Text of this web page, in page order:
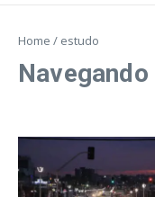
Home / estudo